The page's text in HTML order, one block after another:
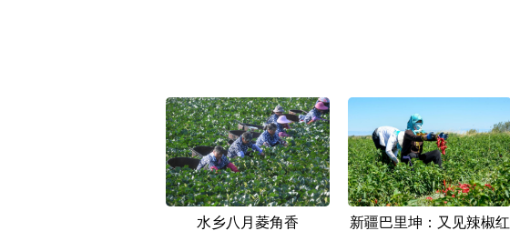
水乡八月菱角香 新疆巴里坤：又见辣椒红